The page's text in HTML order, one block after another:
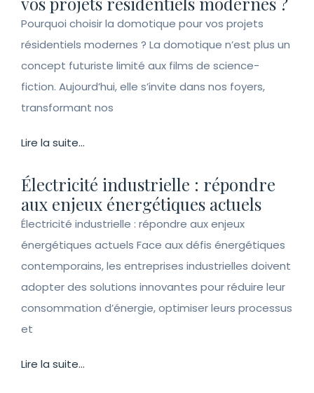
Pourquoi choisir la domotique pour vos projets
résidentiels modernes ? La domotique n’est plus un
concept futuriste limité aux films de science-
fiction. Aujourd’hui, elle s’invite dans nos foyers,
transformant nos
Lire la suite...
Électricité industrielle : répondre
aux enjeux énergétiques actuels
Électricité industrielle : répondre aux enjeux
énergétiques actuels Face aux défis énergétiques
contemporains, les entreprises industrielles doivent
adopter des solutions innovantes pour réduire leur
consommation d’énergie, optimiser leurs processus
et
Lire la suite...